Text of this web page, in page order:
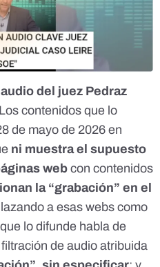
del juez Pedraz
Los contenidos que lo
de mayo de 2026 en
ni muestra el supuesto
web con contenidos
la “grabación” en el
a esas webs como
lo difunde habla de
filtración de audio atribuida